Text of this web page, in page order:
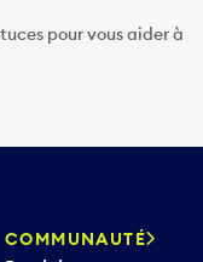
pour vous aider à
COMMUNAUTÉ